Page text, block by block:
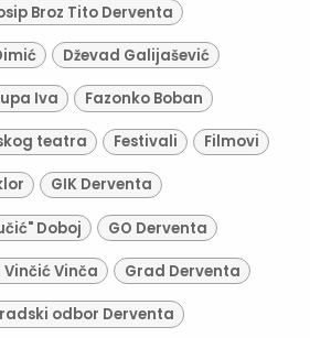
Broz Tito Derventa
Dževad Galijašević
Iva Fazonko Boban
teatra Festivali Filmovi
GIK Derventa
Doboj GO Derventa
Vinčić Vinča Grad Derventa
odbor Derventa